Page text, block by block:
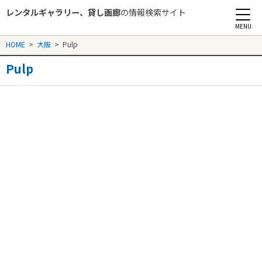
レンタルギャラリー、貸し画廊の情報検索サイト
Rental Gallery jp
HOME > 大阪 > Pulp
Pulp